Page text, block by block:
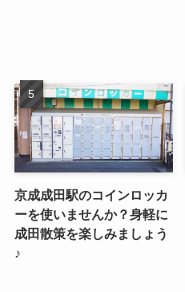
京成成田駅のコインロッカ
ーを使いませんか？身軽に
成田散策を楽しみましょう
♪